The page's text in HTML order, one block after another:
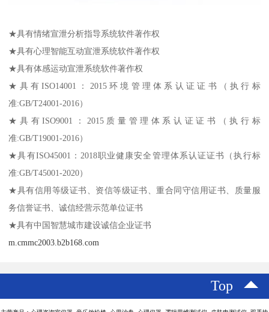
★具有情绪宣泄分析指导系统软件著作权
★具有心理智能互动宣泄系统软件著作权
★具有体感运动宣泄系统软件著作权
★具有ISO14001：2015环境管理体系认证证书（执行标
准:GB/T24001-2016）
★具有ISO9001：2015质量管理体系认证证书（执行标
准:GB/T19001-2016）
★具有ISO45001：2018职业健康安全管理体系认证证书（执行标
准:GB/T45001-2020）
★具有信用等级证书、资信等级证书、重合同守信用证书、质量服
务信誉证书、诚信经营示范单位证书
★具有中国智慧城市建设诚信企业证书
m.cmmc2003.b2b168.com
Top